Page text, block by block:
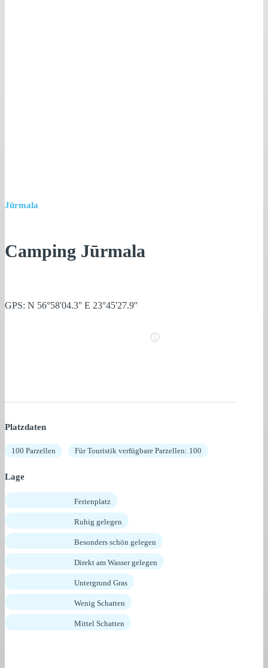
Jūrmala
Camping Jūrmala
GPS: N 56°58'04.3'' E 23°45'27.9''
Platzdaten
100 Parzellen Für Touristik verfügbare Parzellen: 100
Lage
Ferienplatz
Ruhig gelegen
Besonders schön gelegen
Direkt am Wasser gelegen
Untergrund Gras
Wenig Schatten
Mittel Schatten